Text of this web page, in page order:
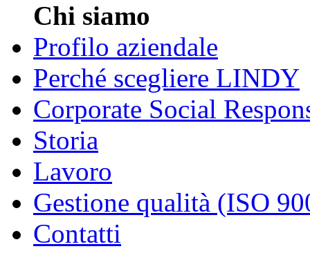
Chi siamo
Profilo aziendale
Perché scegliere LINDY
Corporate Social
Storia
Lavoro
Gestione qualità (ISO
Contatti